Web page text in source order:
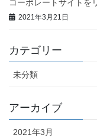
コーポレートサイトを
2021年3月21日
カテゴリー
未分類
アーカイブ
2021年3月